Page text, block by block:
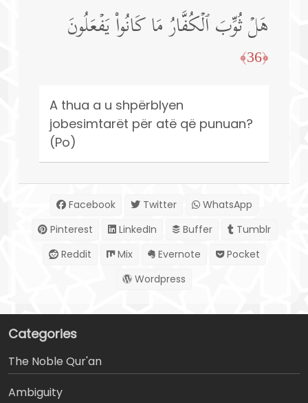
هَلۡ ثُوِّبَ ٱلۡكُفَّارُ مَا كَانُوا۟ یَفۡعَلُونَ
﴿36﴾
A thua a u shpërblyen
jobesimtarët për atë që punuan?
(Po)
Facebook Twitter
WhatsApp
Pinterest
LinkedIn Buffer
Tumblr
Reddit
Mix Evernote
Pocket
Wordpress
Categories
The Noble Qur'an
Ambiguity